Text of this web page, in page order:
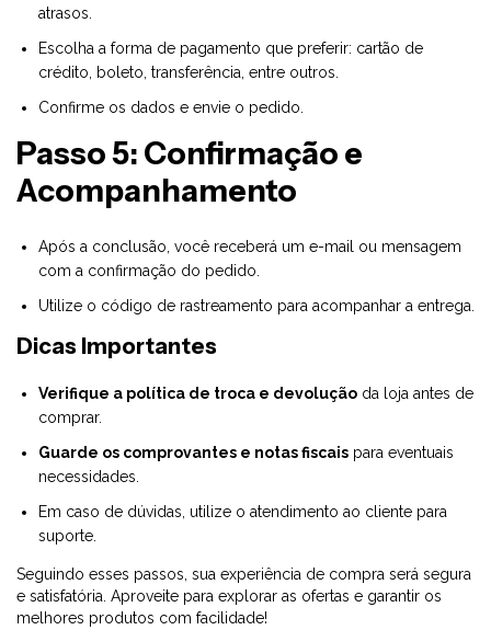
atrasos.
Escolha a forma de pagamento que preferir: cartão de
crédito, boleto, transferência, entre outros.
Confirme os dados e envie o pedido.
Passo 5: Confirmação e
Acompanhamento
Após a conclusão, você receberá um e-mail ou mensagem
com a confirmação do pedido.
Utilize o código de rastreamento para acompanhar a entrega.
Dicas Importantes
Verifique a política de troca e devolução da loja antes de
comprar.
Guarde os comprovantes e notas fiscais para eventuais
necessidades.
Em caso de dúvidas, utilize o atendimento ao cliente para
suporte.
Seguindo esses passos, sua experiência de compra será segura
e satisfatória. Aproveite para explorar as ofertas e garantir os
melhores produtos com facilidade!